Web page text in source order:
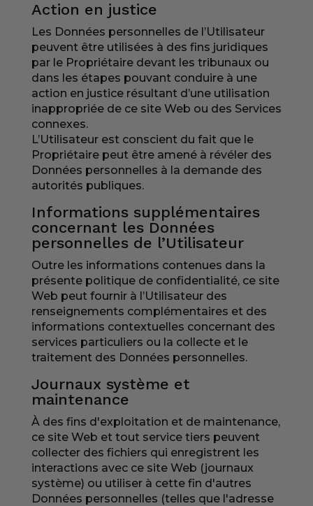
Action en justice
Les Données personnelles de l’Utilisateur
peuvent être utilisées à des fins juridiques
par le Propriétaire devant les tribunaux ou
dans les étapes pouvant conduire à une
action en justice résultant d’une utilisation
inappropriée de ce site Web ou des Services
connexes.
L’Utilisateur est conscient du fait que le
Propriétaire peut être amené à révéler des
Données personnelles à la demande des
autorités publiques.
Informations supplémentaires
concernant les Données
personnelles de l’Utilisateur
Outre les informations contenues dans la
présente politique de confidentialité, ce site
Web peut fournir à l’Utilisateur des
renseignements complémentaires et des
informations contextuelles concernant des
services particuliers ou la collecte et le
traitement des Données personnelles.
Journaux système et
maintenance
À des fins d'exploitation et de maintenance,
ce site Web et tout service tiers peuvent
collecter des fichiers qui enregistrent les
interactions avec ce site Web (journaux
système) ou utiliser à cette fin d'autres
Données personnelles (telles que l'adresse